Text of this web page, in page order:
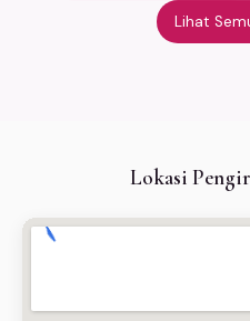
Lihat
Lokasi